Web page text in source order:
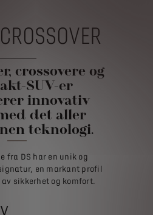
crossovere og
SUV-er
innovativ
det aller
teknologi.
fra DS har en unik og
en markant profil
av sikkerhet og komfort.